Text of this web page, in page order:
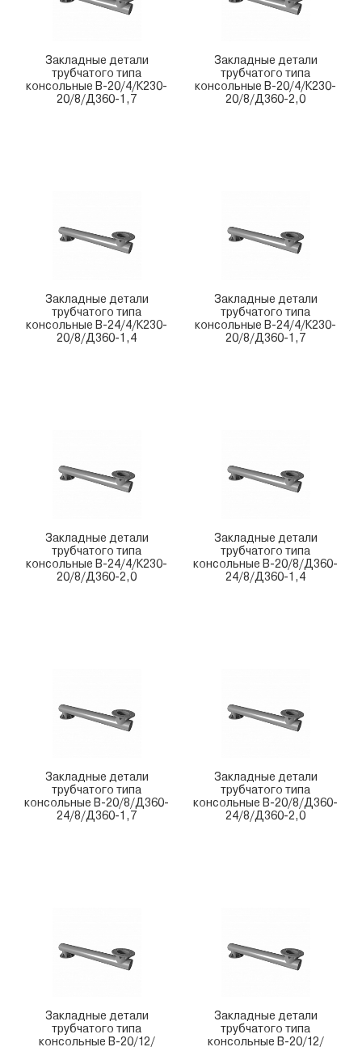
Закладные детали
трубчатого типа
консольные В-20/4/К230-
20/8/Д360-1,7
Закладные детали
трубчатого типа
консольные В-20/4/К230-
20/8/Д360-2,0
Закладные детали
трубчатого типа
консольные В-24/4/К230-
20/8/Д360-1,4
Закладные детали
трубчатого типа
консольные В-24/4/К230-
20/8/Д360-1,7
Закладные детали
трубчатого типа
консольные В-24/4/К230-
20/8/Д360-2,0
Закладные детали
трубчатого типа
консольные В-20/8/Д360-
24/8/Д360-1,4
Закладные детали
трубчатого типа
консольные В-20/8/Д360-
24/8/Д360-1,7
Закладные детали
трубчатого типа
консольные В-20/8/Д360-
24/8/Д360-2,0
Закладные детали
трубчатого типа
консольные В-20/12/
Закладные детали
трубчатого типа
консольные В-20/12/